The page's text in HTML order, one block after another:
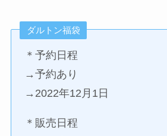
ダルトン福袋
＊予約日程
→予約あり
→2022年12月1日
＊販売日程